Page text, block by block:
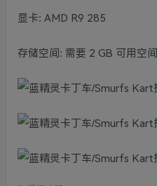
显卡: AMD R9 285
存储空间: 需要 2 GB 可用空间